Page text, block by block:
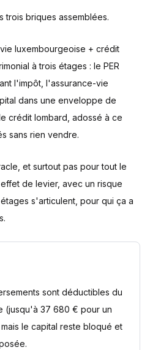
trois briques assemblées.
luxembourgeoise + crédit
à trois étages : le PER
l'impôt, l'assurance-vie
dans une enveloppe de
crédit lombard, adossé à ce
sans rien vendre.
et surtout pas pour tout le
de levier, avec un risque
s'articulent, pour qui ça a
sont déductibles du
(jusqu'à 37 680 € pour un
le capital reste bloqué et